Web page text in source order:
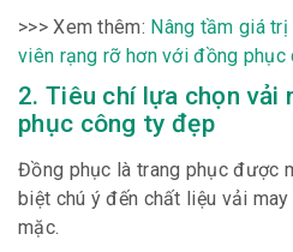
>>> Xem thêm: Nâng tầm giá
viên rạng rỡ hơn với đồng phục
2. Tiêu chí lựa chọn vải
phục công ty đẹp
Đồng phục là trang phục được
biệt chú ý đến chất liệu vải
mặc.